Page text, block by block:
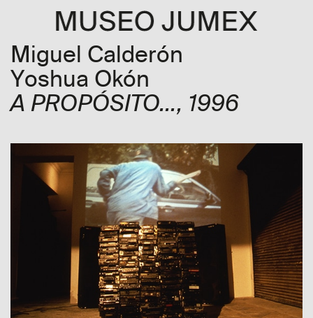
Miguel Calderón
Yoshua Okón
A PROPÓSITO…, 1996